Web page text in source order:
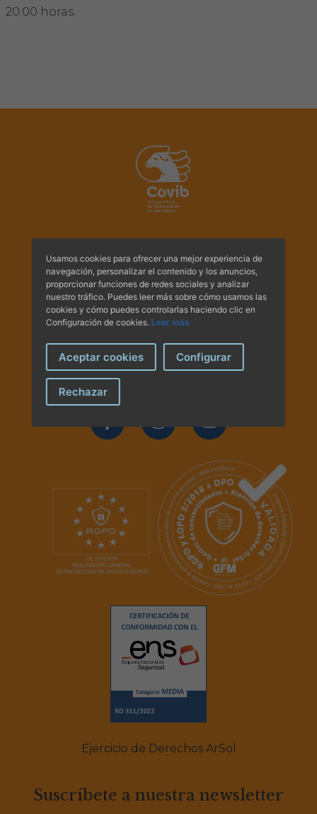
Revista Colegial
INFORMACIÓN A LA CIUDADANÍA
Centros veterinarios
Consejos para tus mascotas
Guía Responsable
Salud animal y salud pública
20.00 horas.
Av. Comte Sallent, 2
Principal A i B - 07003
Palma de Mallorca.
Tel.:+34 971 71 30 49
Tel.:+34 971 71 30 44
E-mail:
Síguenos en las redes
Ejercicio de Derechos ArSol
Suscríbete a nuestra newsletter
Usamos cookies para ofrecer una mejor experiencia de
navegación, personalizar el contenido y los anuncios,
proporcionar funciones de redes sociales y analizar
nuestro tráfico. Puedes leer más sobre cómo usamos las
cookies y cómo puedes controlarlas haciendo clic en
Configuración de cookies. Leer más
Aceptar cookies Configurar
Rechazar